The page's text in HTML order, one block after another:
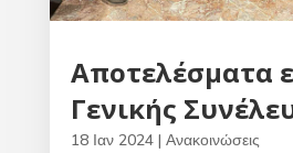
Αποτελέσματα
Γενικής
18 Ιαν 2024| Ανακοινώσεις